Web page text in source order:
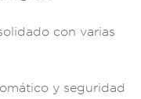
idado con varias
tico y seguridad